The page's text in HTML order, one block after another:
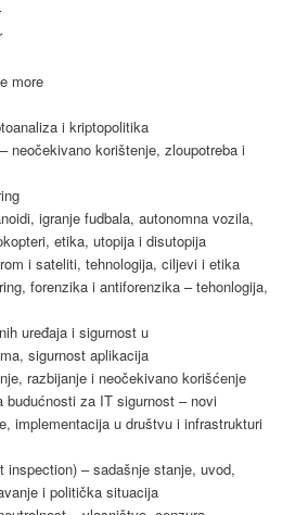
more
i kriptopolitika
neočekivano korištenje, zloupotreba i
igranje fudbala, autonomna vozila,
etika, utopija i disutopija
i sateliti, tehnologija, ciljevi i etika
forenzika i antiforenzika – tehonlogija,
uređaja i sigurnost u
sigurnost aplikacija
razbijanje i neočekivano korišćenje
budućnosti za IT sigurnost – novi
implementacija u društvu i infrastrukturi
inspection) – sadašnje stanje, uvod,
i politička situacija